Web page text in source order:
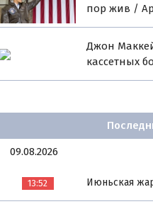
пор жив /
Джон
кассетных
09.08.2026
13:52 Июньская